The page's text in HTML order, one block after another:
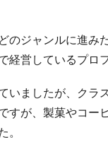
のジャンルに進み
経営しているプロ
いましたが、クラ
すが、製菓やコー
。